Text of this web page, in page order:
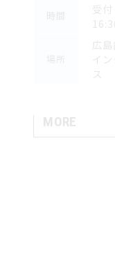
受
広
イ
ス
MORE